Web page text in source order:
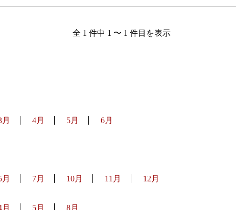
全 1 件中 1 〜 1 件目を表示
月 4月 5月 6月
月 7月 10月 11月 12月
月 5月 8月